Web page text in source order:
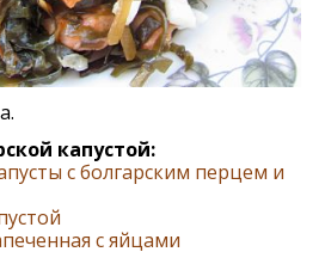
капустой:
с болгарским перцем и
с яйцами